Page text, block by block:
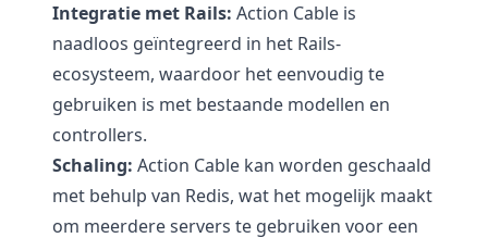
Integratie met Rails: Action Cable is
naadloos geïntegreerd in het Rails-
ecosysteem, waardoor het eenvoudig te
gebruiken is met bestaande modellen en
controllers.
Schaling: Action Cable kan worden geschaald
met behulp van Redis, wat het mogelijk maakt
om meerdere servers te gebruiken voor een